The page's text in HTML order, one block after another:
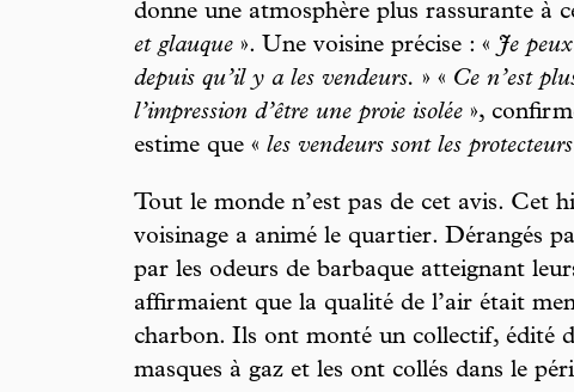
donne une atmosphère plus rassurante à
et glauque ». Une voisine précise : «Je
depuis qu’il y a les vendeurs. » « Ce n’est
l’impression d’être une proie isolée »,
estime que « les vendeurs sont les
Tout le monde n’est pas de cet avis. Cet
voisinage a animé le quartier. Dérangés
par les odeurs de barbaque atteignant
affirmaient que la qualité de l’air était
charbon. Ils ont monté un collectif, édité
masques à gaz et les ont collés dans le